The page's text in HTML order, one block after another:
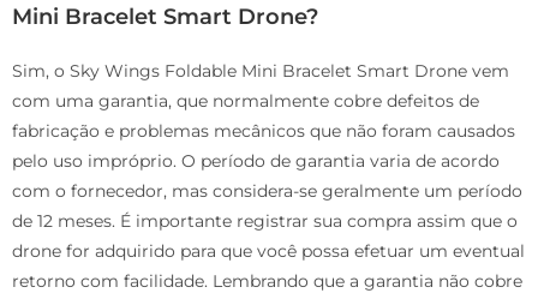
Mini Bracelet Smart Drone?
Sim, o Sky Wings Foldable Mini Bracelet Smart Drone vem
com uma garantia, que normalmente cobre defeitos de
fabricação e problemas mecânicos que não foram causados
pelo uso impróprio. O período de garantia varia de acordo
com o fornecedor, mas considera-se geralmente um período
de 12 meses. É importante registrar sua compra assim que o
drone for adquirido para que você possa efetuar um eventual
retorno com facilidade. Lembrando que a garantia não cobre